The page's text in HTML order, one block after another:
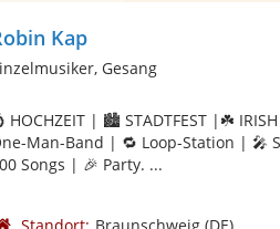
Kap
Gesang
HOCHZEIT | 🏙️ STADTFEST |☘️ IRISH
Man-Band | 🔁 Loop-Station | 🎤
Songs | 🎉 Party. ...